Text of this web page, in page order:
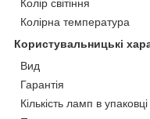
Колір світіння
Колірна температура
Користувальницькі
Вид
Гарантія
Кількість ламп в упаковці